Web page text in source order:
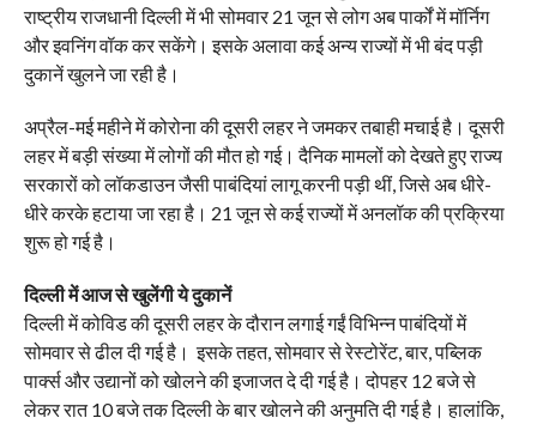
राष्ट्रीय राजधानी दिल्ली में भी सोमवार 21 जून से लोग अब पार्कों में मॉर्निग
और इवनिंग वॉक कर सकेंगे। इसके अलावा कई अन्य राज्यों में भी बंद पड़ी
दुकानें खुलने जा रही है।
अप्रैल-मई महीने में कोरोना की दूसरी लहर ने जमकर तबाही मचाई है। दूसरी
लहर में बड़ी संख्या में लोगों की मौत हो गई। दैनिक मामलों को देखते हुए राज्य
सरकारों को लॉकडाउन जैसी पाबंदियां लागू करनी पड़ी थीं, जिसे अब धीरे-
धीरे करके हटाया जा रहा है। 21 जून से कई राज्यों में अनलॉक की प्रक्रिया
शुरू हो गई है।
दिल्ली में आज से खुलेंगी ये दुकानें
दिल्ली में कोविड की दूसरी लहर के दौरान लगाई गईं विभिन्न पाबंदियों में
सोमवार से ढील दी गई है। इसके तहत, सोमवार से रेस्टोरेंट, बार, पब्लिक
पार्क्स और उद्यानों को खोलने की इजाजत दे दी गई है। दोपहर 12 बजे से
लेकर रात 10 बजे तक दिल्ली के बार खोलने की अनुमति दी गई है। हालांकि,